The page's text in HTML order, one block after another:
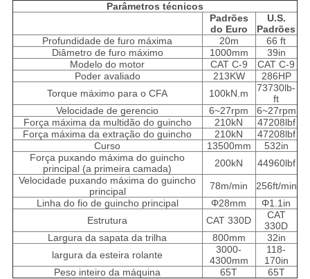
Parâmetros técnicos
Padrões
do Euro
U.S.
Padrões
Profundidade de furo máxima
20m
66 ft
Diâmetro de furo máximo
1000mm
39in
Modelo do motor
CAT C-9
CAT C-9
Poder avaliado
213KW
286HP
Torque máximo para o CFA
100kN.m
73730lb-
ft
Velocidade de gerencio
6~27rpm
6~27rpm
Força máxima da multidão do guincho
210kN
47208lbf
Força máxima da extração do guincho
210kN
47208lbf
Curso
13500mm
532in
Força puxando máxima do guincho
principal (a primeira camada)
200kN
44960lbf
Velocidade puxando máxima do guincho
principal
78m/min
256ft/min
Linha do fio de guincho principal
Φ28mm
Φ1.1in
Estrutura
CAT 330D
CAT
330D
Largura da sapata da trilha
800mm
32in
largura da esteira rolante
3000-
4300mm
118-
170in
Peso inteiro da máquina
65T 65T